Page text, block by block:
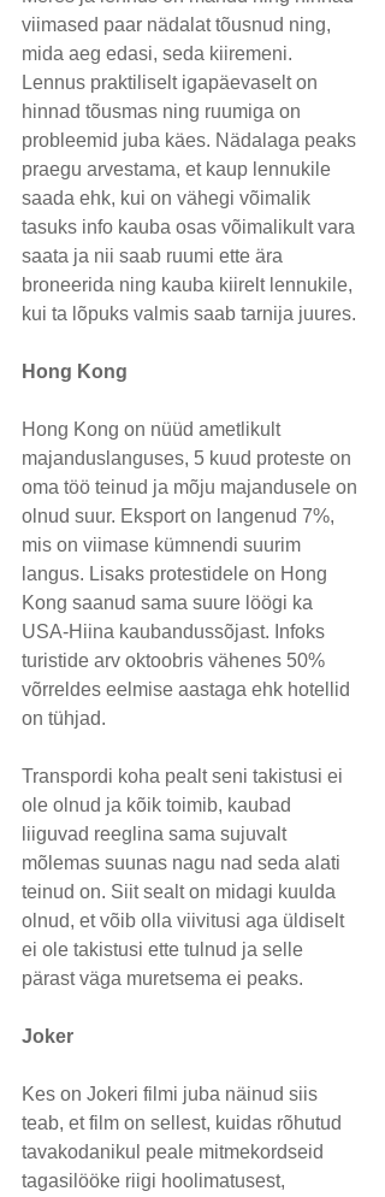
viimased paar nädalat tõusnud ning,
mida aeg edasi, seda kiiremeni.
Lennus praktiliselt igapäevaselt on
hinnad tõusmas ning ruumiga on
probleemid juba käes. Nädalaga peaks
praegu arvestama, et kaup lennukile
saada ehk, kui on vähegi võimalik
tasuks info kauba osas võimalikult vara
saata ja nii saab ruumi ette ära
broneerida ning kauba kiirelt lennukile,
kui ta lõpuks valmis saab tarnija juures.
Hong Kong
Hong Kong on nüüd ametlikult
majanduslanguses, 5 kuud proteste on
oma töö teinud ja mõju majandusele on
olnud suur. Eksport on langenud 7%,
mis on viimase kümnendi suurim
langus. Lisaks protestidele on Hong
Kong saanud sama suure löögi ka
USA-Hiina kaubandussõjast. Infoks
turistide arv oktoobris vähenes 50%
võrreldes eelmise aastaga ehk hotellid
on tühjad.
Transpordi koha pealt seni takistusi ei
ole olnud ja kõik toimib, kaubad
liiguvad reeglina sama sujuvalt
mõlemas suunas nagu nad seda alati
teinud on. Siit sealt on midagi kuulda
olnud, et võib olla viivitusi aga üldiselt
ei ole takistusi ette tulnud ja selle
pärast väga muretsema ei peaks.
Joker
Kes on Jokeri filmi juba näinud siis
teab, et film on sellest, kuidas rõhutud
tavakodanikul peale mitmekordseid
tagasilööke riigi hoolimatusest,